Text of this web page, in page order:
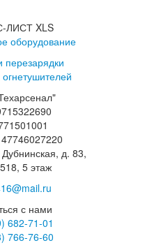
ЛИСТ XLS
оборудование
перезарядки
д. 83,
5 этаж
с нами
682-71-01
766-76-60